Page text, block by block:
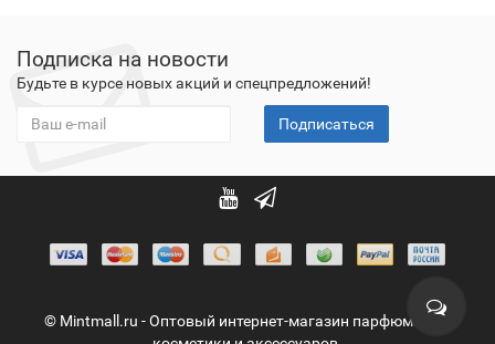
Подписка на новости
Будьте в курсе новых акций и спецпредложений!
Подписаться
© Mintmall.ru - Оптовый интернет-магазин парфюмерии,